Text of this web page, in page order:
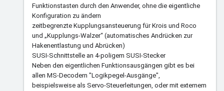
Funktionstasten durch den Anwender, ohne die eigentliche
Konfiguration zu ändern
zeitbegrenzte Kupplungsansteuerung für Krois und Roco
und „Kupplungs-Walzer“ (automatisches Andrücken zur
Hakenentlastung und Abrücken)
SUSI-Schnittstelle an 4-poligem SUSI-Stecker
Neben den eigentlichen Funktionsausgängen gibt es bei
allen MS-Decodern "Logikpegel-Ausgänge",
beispielsweise als Servo-Steuerleitungen, oder mit externem